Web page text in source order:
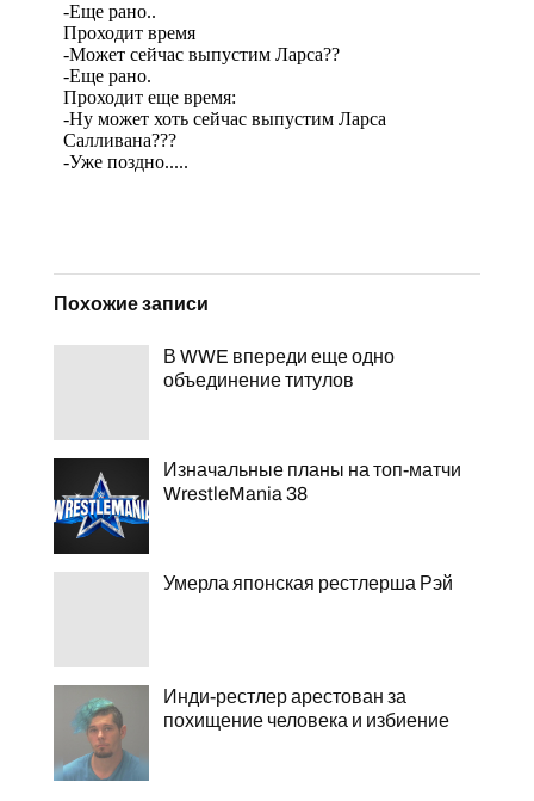
Похожие записи
В WWE впереди еще одно
объединение титулов
Изначальные планы на топ-матчи
WrestleMania 38
Умерла японская рестлерша Рэй
Инди-рестлер арестован за
похищение человека и избиение